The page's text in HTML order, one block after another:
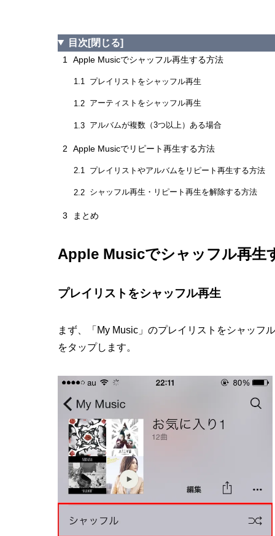
目次 [閉じる]
1 Apple Musicでシャッフル再生する方法
1.1 プレイリストをシャッフル再生
1.2 アーティストをシャッフル再生
1.3 アルバムが複数（3つ以上）ある場合
2 Apple Musicでリピート再生する方法
2.1 プレイリストやアルバムをリピート再生する方法
2.2 シャッフル再生・リピート再生を解除する方法
3 まとめ
Apple Musicでシャッフル再生
プレイリストをシャッフル再生
まず、「My Music」のプレイリストをシャッフ
をタップします。